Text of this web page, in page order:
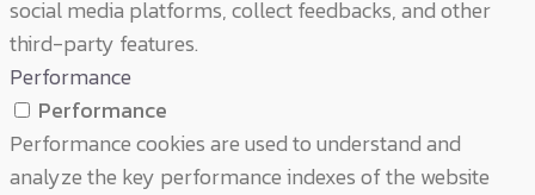
social media platforms, collect feedbacks, and other
third-party features.
Performance
Performance
Performance cookies are used to understand and
analyze the key performance indexes of the website